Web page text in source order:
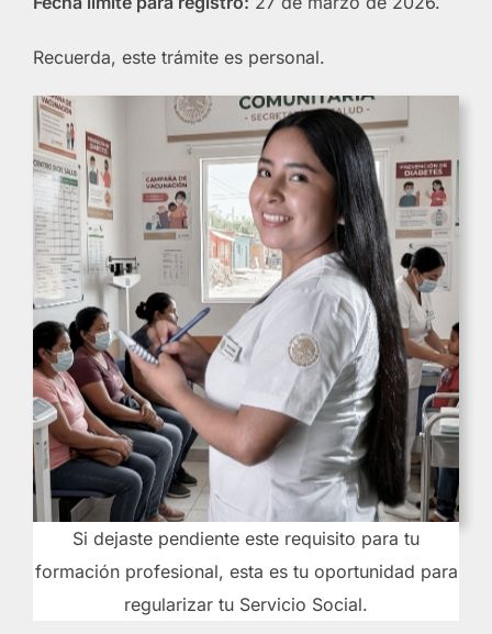
Recuerda, este trámite es personal.
Si dejaste pendiente este requisito para tu
formación profesional, esta es tu oportunidad para
regularizar tu Servicio Social.